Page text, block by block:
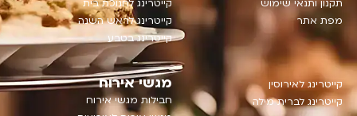
תקנון ותנאי שימוש
מפת אתר
קייטרינג לחנוכת בית
קייטרינג לראש השנה
קייטרינג בטבע
קייטרינג לאירוסין
קייטרינג לברית מילה
מגשי אירוח
חבילות מגשי אירוח